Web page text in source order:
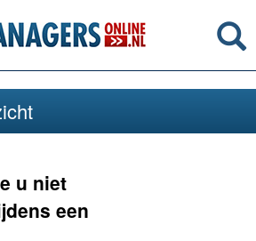
u niet
een